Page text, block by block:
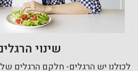
שינוי
לכולנו יש הרגלים- חלקם הרגלים